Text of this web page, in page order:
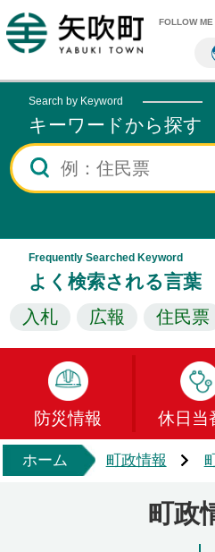
矢吹町
FOLLOW ME
Search by Keyword
キーワードから探す
Frequently Searched Keyword
よく検索される言葉
入札 広報 住民票
防災情報 休日当
ホーム 町政情報
町政